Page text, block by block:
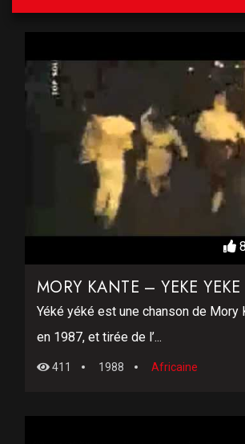
MORY KANTE – YEKE YEKE
Yéké yéké est une chanson de Mory
en 1987, et tirée de l’...
411 1988 Africaine